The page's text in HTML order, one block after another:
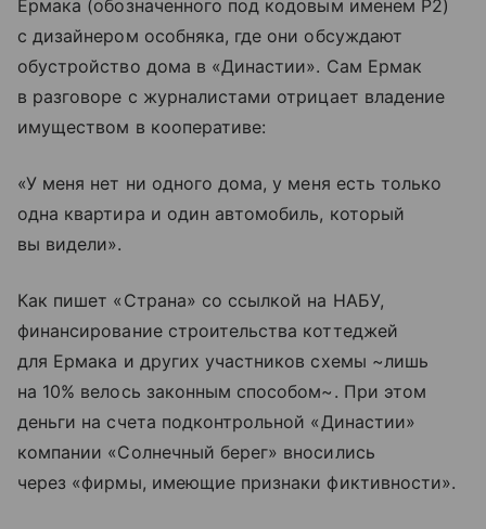
Ермака (обозначенного под кодовым именем Р2)
с дизайнером особняка, где они обсуждают
обустройство дома в «Династии». Сам Ермак
в разговоре с журналистами отрицает владение
имуществом в кооперативе:
«У меня нет ни одного дома, у меня есть только
одна квартира и один автомобиль, который
вы видели».
Как пишет «Страна» со ссылкой на НАБУ,
финансирование строительства коттеджей
для Ермака и других участников схемы ~лишь
на 10% велось законным способом~. При этом
деньги на счета подконтрольной «Династии»
компании «Солнечный берег» вносились
через «фирмы, имеющие признаки фиктивности».